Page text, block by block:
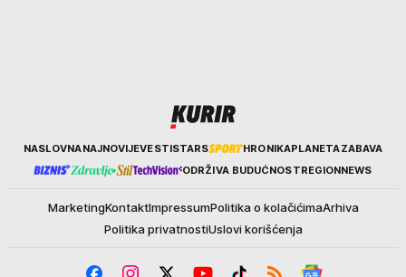
KurirNASLOVNANAJNOVIJEVESTISTARS HRONIKAPLANETAZABAVA
ODRŽIVA BUDUĆNOSTREGIONNEWS
MarketingKontaktImpressumPolitika o kolačićimaArhiva
Politika privatnostiUslovi korišćenja